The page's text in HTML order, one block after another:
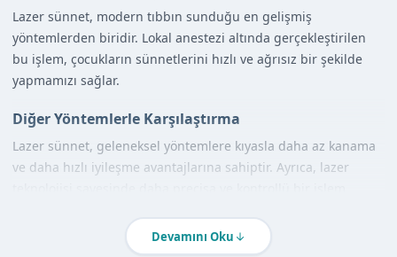
Lazer sünnet, modern tıbbın sunduğu en gelişmiş
yöntemlerden biridir. Lokal anestezi altında gerçekleştirilen
bu işlem, çocukların sünnetlerini hızlı ve ağrısız bir şekilde
yapmamızı sağlar.
Diğer Yöntemlerle Karşılaştırma
Lazer sünnet, geleneksel yöntemlere kıyasla daha az kanama
ve daha hızlı iyileşme avantajlarına sahiptir. Ayrıca, lazer
Devamını Oku